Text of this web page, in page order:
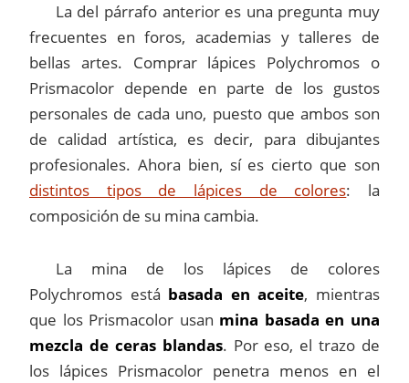
La del párrafo anterior es una pregunta muy
frecuentes en foros, academias y talleres de
bellas artes. Comprar lápices Polychromos o
Prismacolor depende en parte de los gustos
personales de cada uno, puesto que ambos son
de calidad artística, es decir, para dibujantes
profesionales. Ahora bien, sí es cierto que son
distintos tipos de lápices de colores: la
composición de su mina cambia.
La mina de los lápices de colores
Polychromos está basada en aceite, mientras
que los Prismacolor usan mina basada en una
mezcla de ceras blandas. Por eso, el trazo de
los lápices Prismacolor penetra menos en el